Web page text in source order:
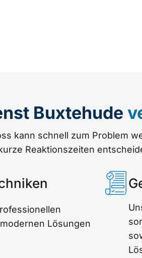
Buxtehude
kann schnell zum Problem
Reaktionszeiten
Lösungen